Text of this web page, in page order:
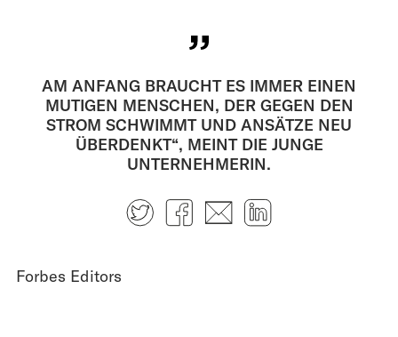
AM ANFANG BRAUCHT ES IMMER EINEN
MUTIGEN MENSCHEN, DER GEGEN DEN
STROM SCHWIMMT UND ANSÄTZE NEU
ÜBERDENKT“, MEINT DIE JUNGE
UNTERNEHMERIN.
TwitterFacebook
E-mail
Forbes Editors